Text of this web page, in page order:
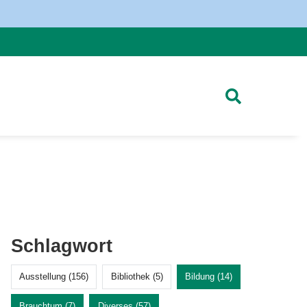
Schlagwort
Ausstellung (156) Bibliothek (5) Bildung (14)